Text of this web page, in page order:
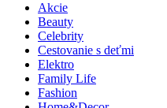
Akcie
Beauty
Celebrity
Cestovanie s deťmi
Elektro
Family Life
Fashion